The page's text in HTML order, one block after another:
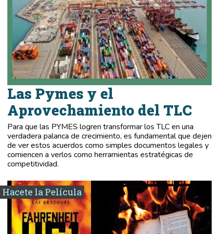
Las Pymes y el
Aprovechamiento del TLC
Para que las PYMES logren transformar los TLC en una
verdadera palanca de crecimiento, es fundamental que dejen
de ver estos acuerdos como simples documentos legales y
comiencen a verlos como herramientas estratégicas de
competitividad.
Hacete la Película